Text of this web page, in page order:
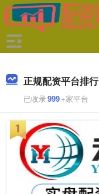
正规配资平台排行
已收录999+家平台